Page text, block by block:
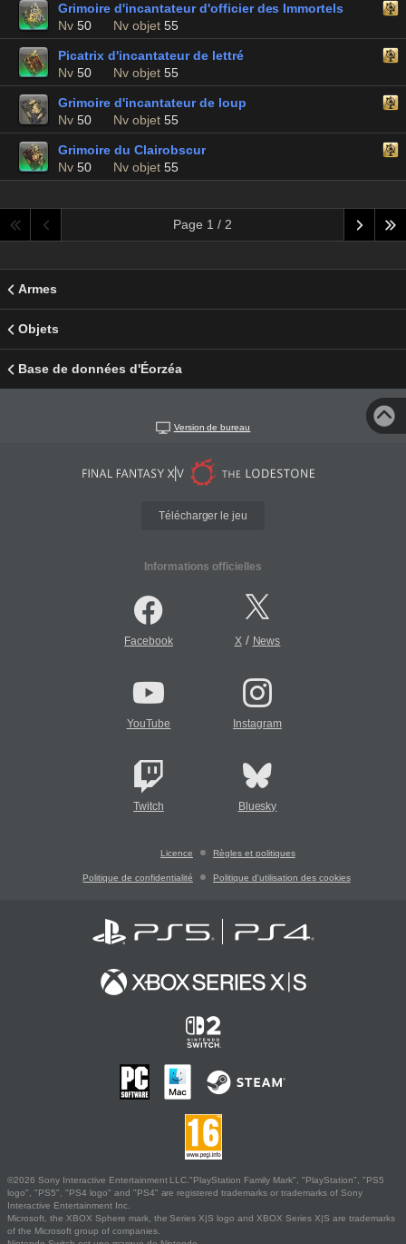
Grimoire d'incantateur d'officier des Immortels
Nv 50 Nv objet 55
Picatrix d'incantateur de lettré
Nv 50 Nv objet 55
Grimoire d'incantateur de loup
Nv 50 Nv objet 55
Grimoire du Clairobscur
Nv 50 Nv objet 55
Page 1 / 2
Armes
Objets
Base de données d'Éorzéa
Version de bureau
Télécharger le jeu
Informations officielles
Facebook X/ News
YouTube Instagram
Twitch Bluesky
Licence Règles et politiques
Politique de confidentialité Politique d'utilisation des cookies
©2026 Sony Interactive Entertainment LLC."PlayStation Family Mark", "PlayStation", "PS5
logo", "PS5", "PS4 logo" and "PS4" are registered trademarks or trademarks of Sony
Interactive Entertainment Inc.
Microsoft, the XBOX Sphere mark, the Series X|S logo and XBOX Series X|S are trademarks
of the Microsoft group of companies.